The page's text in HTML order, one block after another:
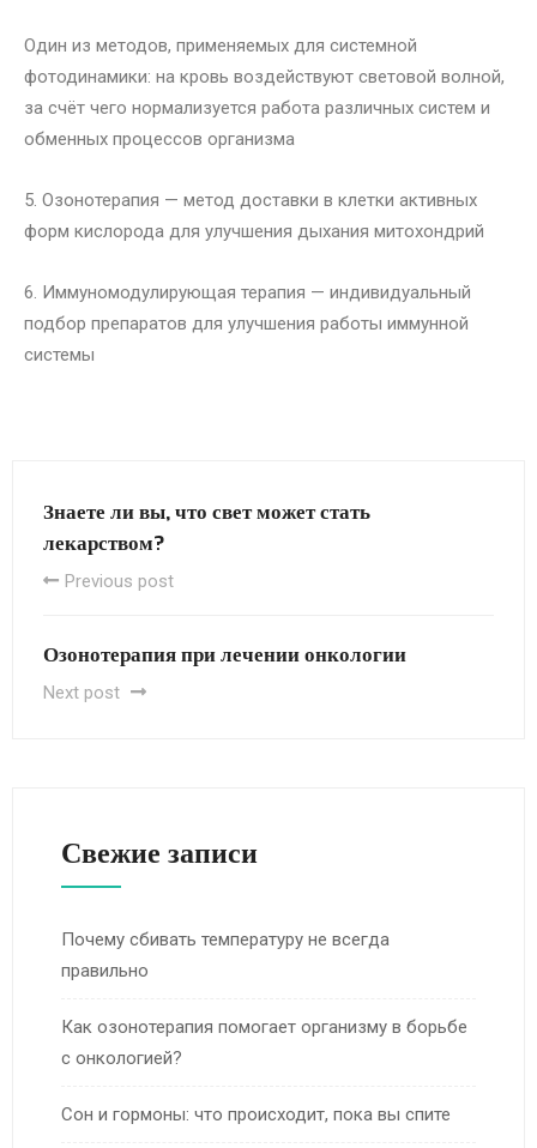
Один из методов, применяемых для системной
фотодинамики: на кровь воздействуют световой волной,
за счёт чего нормализуется работа различных систем и
обменных процессов организма
5. Озонотерапия — метод доставки в клетки активных
форм кислорода для улучшения дыхания митохондрий
6. Иммуномодулирующая терапия — индивидуальный
подбор препаратов для улучшения работы иммунной
системы
Знаете ли вы, что свет может стать
лекарством?
Previous post
Озонотерапия при лечении онкологии
Next post
Свежие записи
Почему сбивать температуру не всегда
правильно
Как озонотерапия помогает организму в борьбе
с онкологией?
Сон и гормоны: что происходит, пока вы спите